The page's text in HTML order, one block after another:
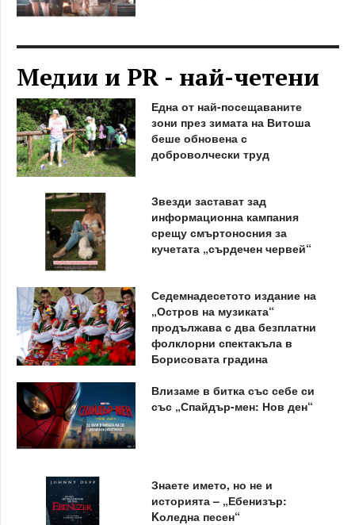
Медии и PR - най-четени
Една от най-посещаваните
зони през зимата на Витоша
беше обновена с
доброволчески труд
Звезди застават зад
информационна кампания
срещу смъртоносния за
кучетата „сърдечен червей“
Седемнадесетото издание на
„Остров на музиката“
продължава с два безплатни
фолклорни спектакъла в
Борисовата градина
Влизаме в битка със себе си
със „Спайдър-мен: Нов ден“
Знаете името, но не и
историята – „Ебенизър:
Kоледна песен“